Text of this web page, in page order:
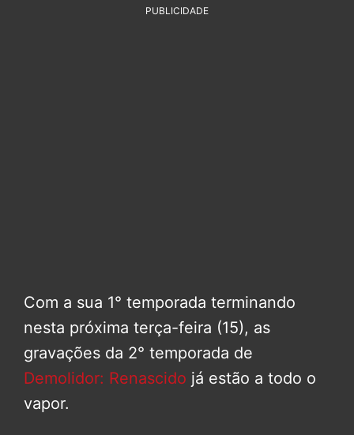
PUBLICIDADE
Com a sua 1° temporada terminando
nesta próxima terça-feira (15), as
gravações da 2° temporada de
Demolidor: Renascido já estão a todo o
vapor.